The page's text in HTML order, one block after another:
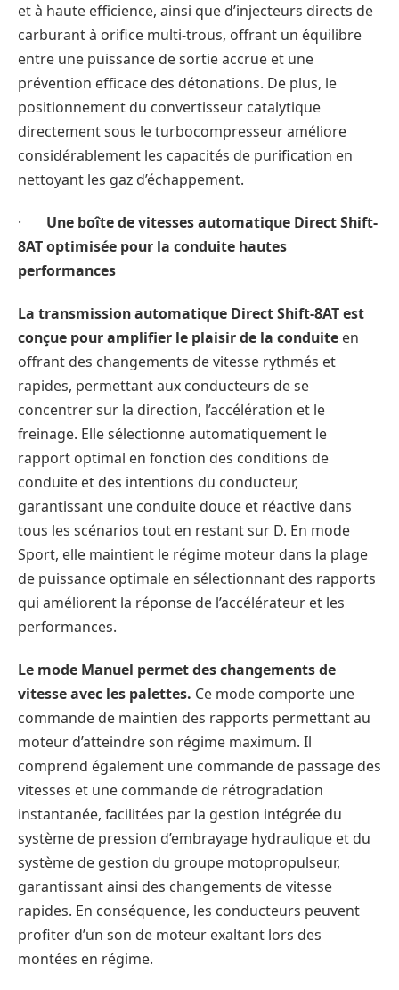
et à haute efficience, ainsi que d’injecteurs directs de
carburant à orifice multi-trous, offrant un équilibre
entre une puissance de sortie accrue et une
prévention efficace des détonations. De plus, le
positionnement du convertisseur catalytique
directement sous le turbocompresseur améliore
considérablement les capacités de purification en
nettoyant les gaz d’échappement.
· Une boîte de vitesses automatique Direct Shift-
8AT optimisée pour la conduite hautes
performances
La transmission automatique Direct Shift-8AT est
conçue pour amplifier le plaisir de la conduite en
offrant des changements de vitesse rythmés et
rapides, permettant aux conducteurs de se
concentrer sur la direction, l’accélération et le
freinage. Elle sélectionne automatiquement le
rapport optimal en fonction des conditions de
conduite et des intentions du conducteur,
garantissant une conduite douce et réactive dans
tous les scénarios tout en restant sur D. En mode
Sport, elle maintient le régime moteur dans la plage
de puissance optimale en sélectionnant des rapports
qui améliorent la réponse de l’accélérateur et les
performances.
Le mode Manuel permet des changements de
vitesse avec les palettes. Ce mode comporte une
commande de maintien des rapports permettant au
moteur d’atteindre son régime maximum. Il
comprend également une commande de passage des
vitesses et une commande de rétrogradation
instantanée, facilitées par la gestion intégrée du
système de pression d’embrayage hydraulique et du
système de gestion du groupe motopropulseur,
garantissant ainsi des changements de vitesse
rapides. En conséquence, les conducteurs peuvent
profiter d’un son de moteur exaltant lors des
montées en régime.